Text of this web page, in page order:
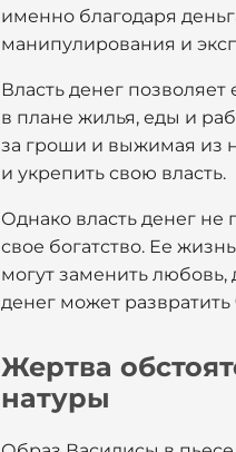
именно благодаря
манипулирования и
Власть денег
в плане жилья, еды и
за гроши и выжимая из
и укрепить свою власть.
Однако власть денег не
свое богатство. Ее
могут заменить любовь,
денег может развратить
Жертва
натуры